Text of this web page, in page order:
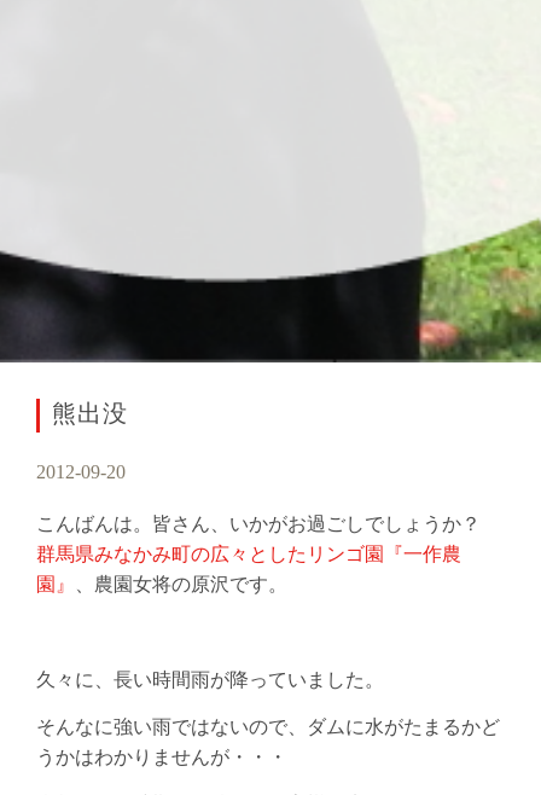
熊出没
2012-09-20
こんばんは。皆さん、いかがお過ごしでしょうか？
群馬県みなかみ町の広々としたリンゴ園『一作農
園』
、農園女将の原沢です。
久々に、長い時間雨が降っていました。
そんなに強い雨ではないので、ダムに水がたまるかど
うかはわかりませんが・・・